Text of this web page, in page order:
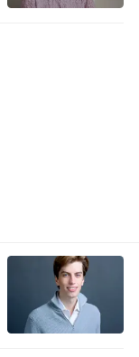
逐渐认识到，
发展经济的
弱，我们最
那么愿意出